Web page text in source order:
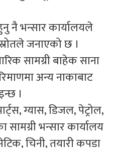
नै भन्सार कार्यालयले
जनाएको छ ।
सामग्री बाहेक साना
अन्य नाकाबाट
।
ग्यास, डिजल, पेट्रोल,
भन्सार कार्यालय
चिनी, तयारी कपडा